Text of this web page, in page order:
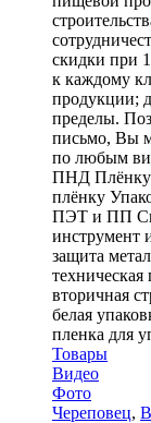
скидки при
к каждому
продукции;
пределы.
письмо, Вы
по любым
ПНД Плёнку
плёнку
ПЭТ и ПП
инструмент
защита
техническая
вторичная
белая
пленка для
Товары
Видео
Фото
Череповец,